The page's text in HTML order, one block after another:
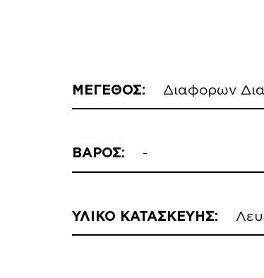
ΜΕΓΕΘΟΣ: Διαφορων
ΒΑΡΟΣ: -
ΥΛΙΚΟ ΚΑΤΑΣΚΕΥΗΣ: